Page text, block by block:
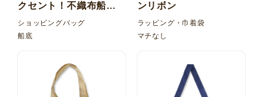
クセント！不織布船底
バッグ 内ポケット
ショッピングバッグ
船底
ンリボン
ラッピング・巾着袋
マチなし